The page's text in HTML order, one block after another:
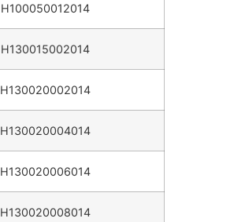
H100050012014
H130015002014
H130020002014
H130020004014
H130020006014
H130020008014